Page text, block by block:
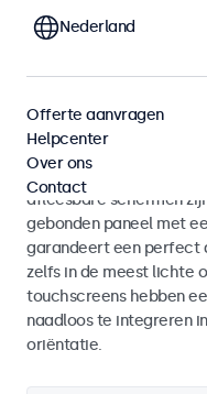
Outdoor
Weersbestendige
voor zowel binnen- als
afleesbare schermen
gebonden paneel met
garandeert een perfect
zelfs in de meest lichte
touchscreens hebben
naadloos te integreren
oriëntatie.
Nederland
Offerte aanvragen
Helpcenter
Over ons
Contact